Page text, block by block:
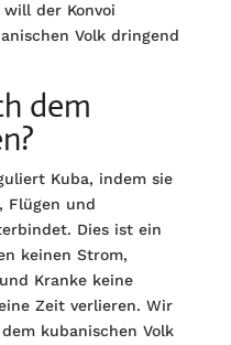
der Konvoi
Volk dringend
dem
Kuba, indem sie
Flügen und
Dies ist ein
keinen Strom,
Kranke keine
Zeit verlieren. Wir
kubanischen Volk